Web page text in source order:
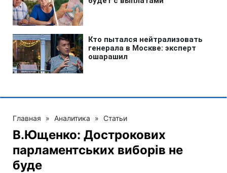
Главная » Аналитика » Статьи
В.Ющенко: Дострокових
парламентських виборів не
буде